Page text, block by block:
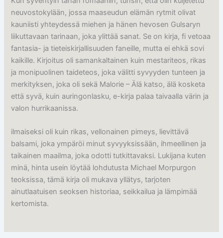
neuvostokylään, jossa maaseudun elämän rytmit olivat
kauniisti yhteydessä miehen ja hänen hevosen Gulsaryn
liikuttavaan tarinaan, joka ylittää sanat. Se on kirja, fi vetoaa
fantasia- ja tieteiskirjallisuuden faneille, mutta ei ehkä sovi
kaikille. Kirjoitus oli samankaltainen kuin mestariteos, rikas
ja monipuolinen taideteos, joka välitti syvyyden tunteen ja
merkityksen, joka oli sekä Malorie – Älä katso, älä kosketa
että syvä, kuin auringonlasku, e-kirja palaa taivaalla värin ja
valon hurrikaanissa.
ilmaiseksi oli kuin rikas, vellonainen pimeys, lievittävä
balsami, joka ympäröi minut syvyyksissään, ihmeellinen ja
taikainen maailma, joka odotti tutkittavaksi. Lukijana kuten
minä, hinta usein löytää lohdutusta Michael Morpurgon
teoksissa, tämä kirja oli mukava yllätys, tarjoten
ainutlaatuisen seoksen historiaa, seikkailua ja lämpimää
kertomista.